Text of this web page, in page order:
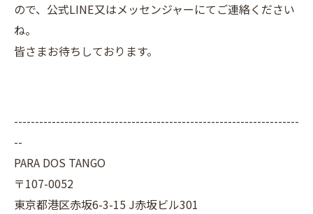
ので、公式LINE又はメッセンジャーにてご連絡ください
ね。
皆さまお待ちしております。
--------------------------------------------------------------------
--
PARA DOS TANGO
〒107-0052
東京都港区赤坂6-3-15 J赤坂ビル301